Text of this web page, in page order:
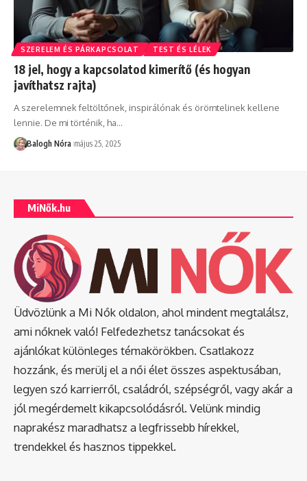
SZERELEM ÉS PÁRKAPCSOLAT TEST ÉS LÉLEK
18 jel, hogy a kapcsolatod kimerítő (és hogyan
javíthatsz rajta)
A szerelemnek feltöltőnek, inspirálónak és örömtelinek kellene
lennie. De mi történik, ha…
Balogh Nóra május 25, 2025
MiNők.hu
Üdvözlünk a Mi Nők oldalon, ahol mindent megtalálsz,
ami nőknek való! Felfedezhetsz tanácsokat és
ajánlókat különleges témakörökben. Csatlakozz
hozzánk, és merülj el a női élet összes aspektusában,
legyen szó karrierről, családról, szépségről, vagy akár a
jól megérdemelt kikapcsolódásról. Velünk mindig
naprakész maradhatsz a legfrissebb hírekkel,
trendekkel és hasznos tippekkel.